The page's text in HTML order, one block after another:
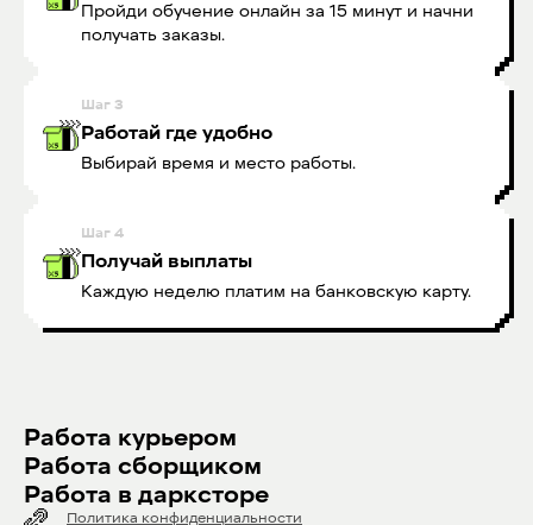
Пройди обучение онлайн за 15 минут и начни
получать заказы.
Шаг 3
Работай где удобно
Выбирай время и место работы.
Шаг 4
Получай выплаты
Каждую неделю платим на банковскую карту.
Работа курьером
Работа сборщиком
Работа в дарксторе
Политика конфиденциальности